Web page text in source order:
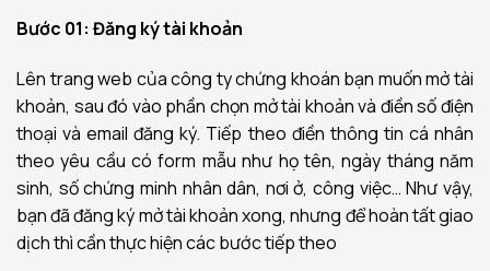
Bước 01: Đăng ký tài khoản
Lên trang web của công ty chứng khoán bạn muốn mở tài
khoản, sau đó vào phần chọn mở tài khoản và điền số điện
thoại và email đăng ký. Tiếp theo điền thông tin cá nhân
theo yêu cầu có form mẫu như họ tên, ngày tháng năm
sinh, số chứng minh nhân dân, nơi ở, công việc…Như vậy,
bạn đã đăng ký mở tài khoản xong, nhưng để hoàn tất giao
dịch thì cần thực hiện các bước tiếp theo